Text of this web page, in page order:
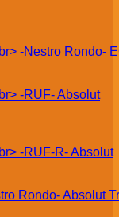
Absolut
Absolut
Absolut